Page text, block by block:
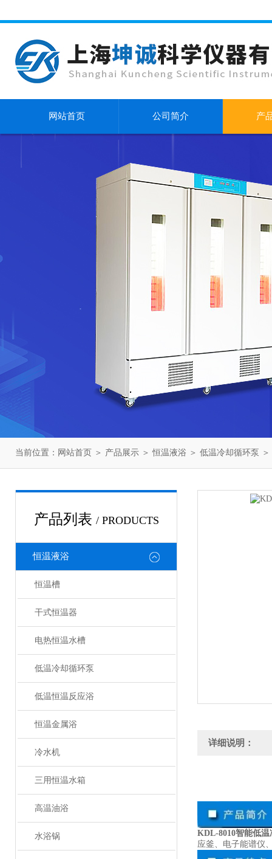
网站首页 公司简介 产
当前位置： 网站首页 ＞ 产品展示 ＞恒温液浴 ＞ 低温冷却循环泵
产品列表 / PRODUCTS
恒温液浴
恒温槽
干式恒温器
电热恒温水槽
低温冷却循环泵
低温恒温反应浴
恒温金属浴
冷水机
三用恒温水箱
高温油浴
水浴锅
详细说明：
KDL-8010智能低
应釜、电子能谱仪